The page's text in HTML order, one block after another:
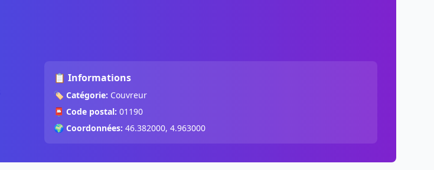
📋 Informations
🏷️ Catégorie: Couvreur
📮 Code postal: 01190
🌍 Coordonnées: 46.382000, 4.963000